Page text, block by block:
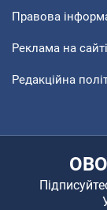
Правова
Реклама на сайті
Редакційна